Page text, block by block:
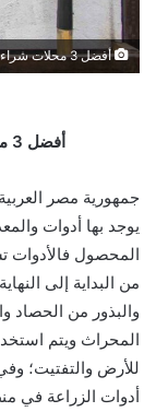
أفضل 3 محلات شراء أدوات الزراعة في العتبة
أفضل 3 محلات شراء أدوات الزراعة في العتبة
جمهورية مصر
يوجد بها أدوات
المحصول فالأدوات
من البداية إلى
والبذور من الحصاد
المحراث ويتم
للأرض والتفتيت؛
أدوات الزراعة في